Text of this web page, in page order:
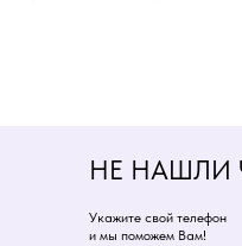
НЕ НАШЛИ
Укажите свой телефон
и мы поможем Вам!